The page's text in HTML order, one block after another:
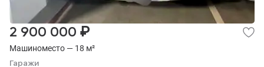
Машиноместо — 18 м²
Гаражи
2 900 000 ₽